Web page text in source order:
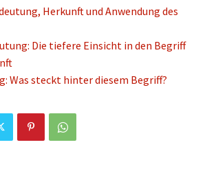
Herkunft und Anwendung des
Die tiefere Einsicht in den Begriff
Was steckt hinter diesem Begriff?